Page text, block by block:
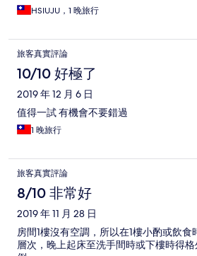
HSIUJU，1 晚旅行
旅客真實評論
10/10 好極了
2019 年 12 月 6 日
值得一試 有機會不要錯過
1 晚旅行
旅客真實評論
8/10 非常好
2019 年 11 月 28 日
房間1樓沒有空調，所以在1樓小酌或飲
層次，晚上起床至洗手間時或下樓時得